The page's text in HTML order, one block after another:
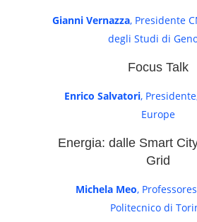
Gianni Vernazza, Presidente
degli Studi di
Focus Talk
Enrico Salvatori,
Europe
Energia: dalle Smart
Grid
Michela Meo,
Politecnico di